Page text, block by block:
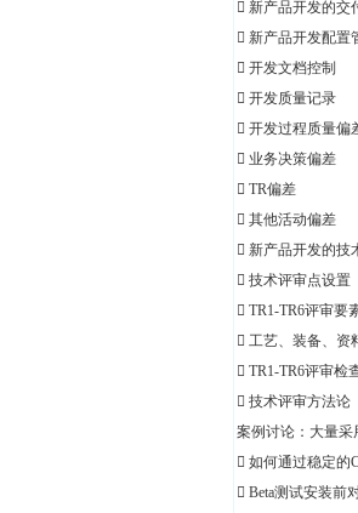
 新产品开发的交
 新产品开发配置
 开发文档控制
 开发质量记录
 开发过程质量偏
 业务决策偏差
 TR偏差
 其他活动偏差
 新产品开发的技
 技术评审点设置
 TR1-TR6评审要
 工艺、装备、资
 TR1-TR6评审检
 技术评审方法论
案例讨论：大量
 如何通过稳定的
 Beta测试安装前